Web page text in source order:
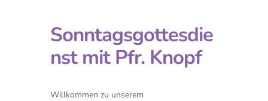
Sonntagsgottesdie
nst mit Pfr. Knopf
Willkommen zu unserem